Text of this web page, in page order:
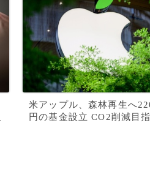
米アップル、森林再生へ
円の基金設立 CO2削減目